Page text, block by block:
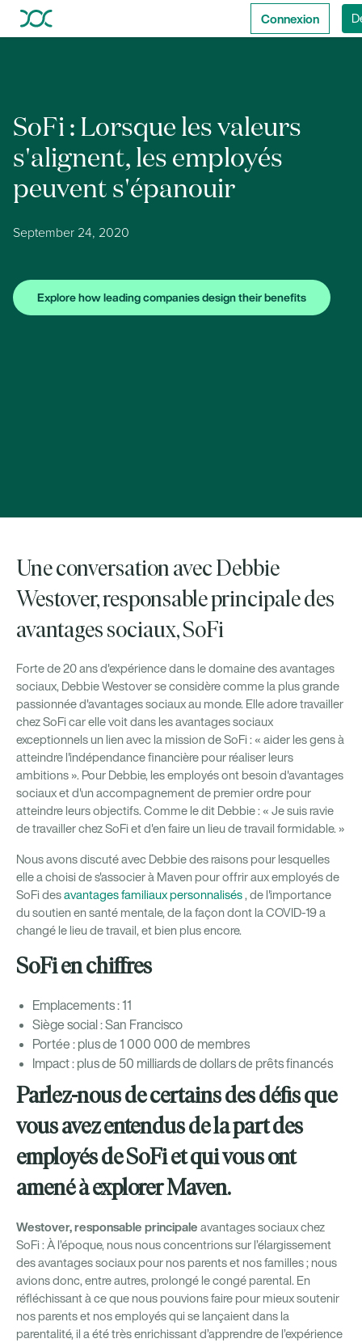
Connexion
SoFi : Lorsque les valeurs
s'alignent, les employés
peuvent s'épanouir
September 24, 2020
Explore how leading companies design their benefits
Une conversation avec Debbie
Westover, responsable principale des
avantages sociaux, SoFi
Forte de 20 ans d'expérience dans le domaine des avantages
sociaux, Debbie Westover se considère comme la plus grande
passionnée d'avantages sociaux au monde. Elle adore travailler
chez SoFi car elle voit dans les avantages sociaux
exceptionnels un lien avec la mission de SoFi : « aider les gens à
atteindre l'indépendance financière pour réaliser leurs
ambitions ». Pour Debbie, les employés ont besoin d'avantages
sociaux et d'un accompagnement de premier ordre pour
atteindre leurs objectifs. Comme le dit Debbie : « Je suis ravie
de travailler chez SoFi et d'en faire un lieu de travail formidable. »
Nous avons discuté avec Debbie des raisons pour lesquelles
elle a choisi de s'associer à Maven pour offrir aux employés de
SoFi desavantages familiaux personnalisés, de l'importance
du soutien en santé mentale, de la façon dont la COVID-19 a
changé le lieu de travail, et bien plus encore.
SoFi en chiffres
Emplacements : 11
Siège social : San Francisco
Portée : plus de 1 000 000 de membres
Impact : plus de 50 milliards de dollars de prêts financés
Parlez-nous de certains des défis que
vous avez entendus de la part des
employés de SoFi et qui vous ont
amené à explorer Maven.
Westover, responsable principale avantages sociaux chez
SoFi : À l’époque, nous nous concentrions sur l’élargissement
des avantages sociaux pour nos parents et nos familles ; nous
avions donc, entre autres, prolongé le congé parental. En
réfléchissant à ce que nous pouvions faire pour mieux soutenir
nos parents et nos employés qui se lançaient dans la
parentalité, il a été très enrichissant d’apprendre de l’expérience